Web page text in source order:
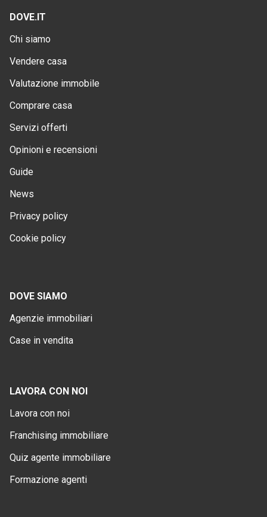
DOVE.IT
Chi siamo
Vendere casa
Valutazione immobile
Comprare casa
Servizi offerti
Opinioni e recensioni
Guide
News
Privacy policy
Cookie policy
DOVE SIAMO
Agenzie immobiliari
Case in vendita
LAVORA CON NOI
Lavora con noi
Franchising immobiliare
Quiz agente immobiliare
Formazione agenti